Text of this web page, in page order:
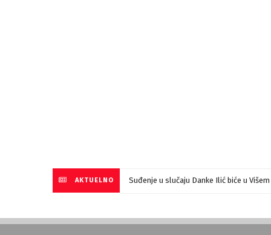
AKTUELNO Suđenje u slučaju Danke Ilić biće u